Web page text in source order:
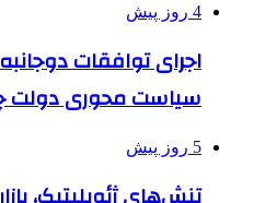
4 روز پیش
اجرای توافقات
سیاست محوری دولت
5 روز پیش